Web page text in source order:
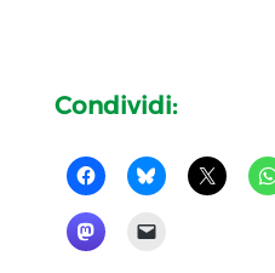
Condividi: